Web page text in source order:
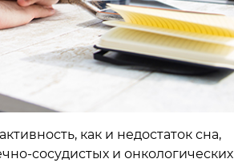
как и недостаток сна,
сосудистых и онкологических